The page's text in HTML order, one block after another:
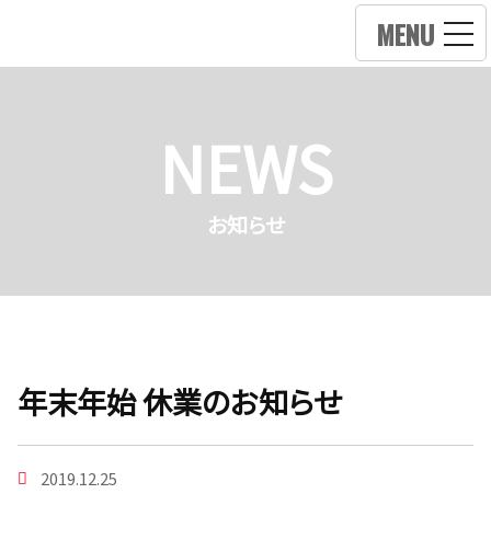
MENU
NEWS
お知らせ
年末年始 休業のお知らせ
2019.12.25